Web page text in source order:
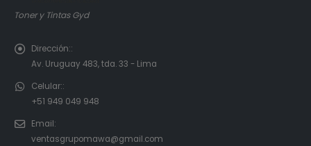
Toner y Tintas Gyd
Dirección::
Av. Uruguay 483, tda. 33 - Lima
Celular::
+51 949 049 948
Email:
ventasgrupomawa@gmail.com